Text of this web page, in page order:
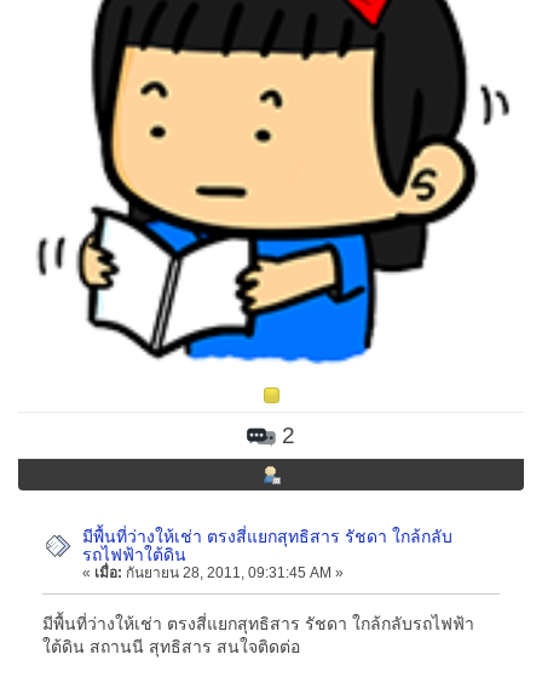
2
มีพื้นที่ว่างให้เช่า ตรงสี่แยกสุทธิสาร รัชดา ใกล้กลับ
รถไฟฟ้าใต้ดิน
« เมื่อ: กันยายน 28, 2011, 09:31:45 AM »
มีพื้นที่ว่างให้เช่า ตรงสี่แยกสุทธิสาร รัชดา ใกล้กลับรถไฟฟ้า
ใต้ดิน สถานนี สุทธิสาร สนใจติดต่อ